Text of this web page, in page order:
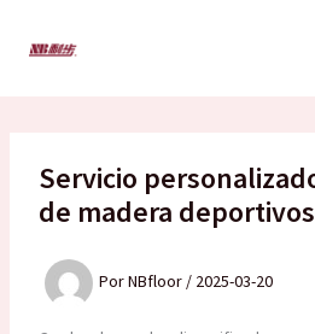
Servicio
de madera deportivos
PorNBfloor / 2025-03-20